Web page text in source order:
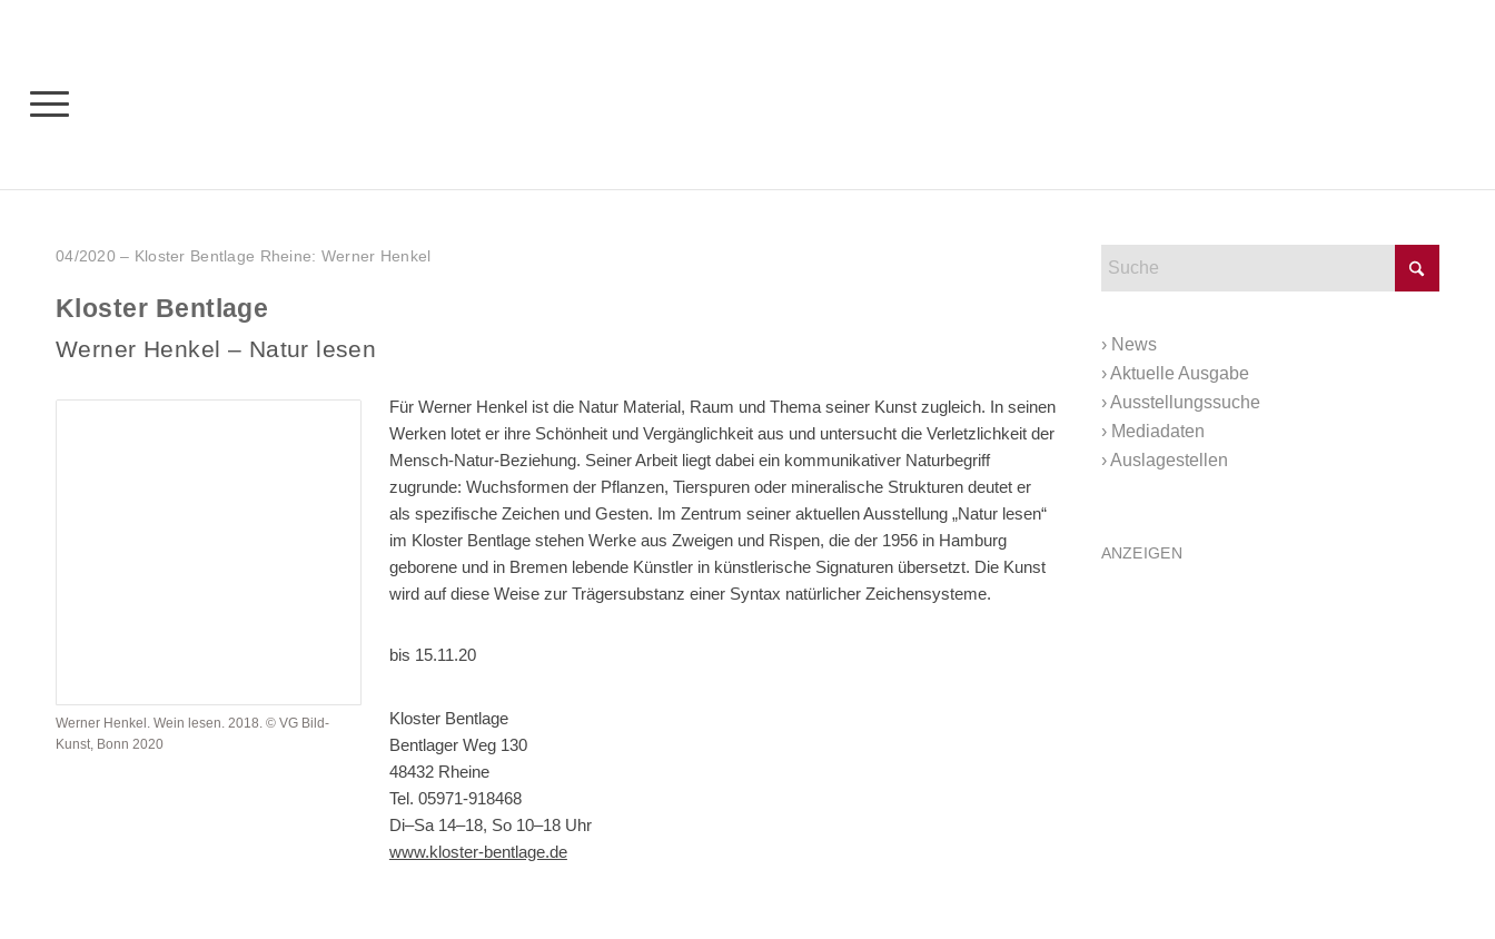
04/2020 – Kloster Bentlage Rheine: Werner Henkel
Kloster Bentlage
Werner Henkel – Natur lesen
Werner Henkel. Wein lesen. 2018. © VG Bild-
Kunst, Bonn 2020
Für Werner Henkel ist die Natur Material, Raum und Thema seiner Kunst zugleich. In seinen
Werken lotet er ihre Schönheit und Vergänglichkeit aus und untersucht die Verletzlichkeit der
Mensch-Natur-Beziehung. Seiner Arbeit liegt dabei ein kommunikativer Naturbegriff
zugrunde: Wuchsformen der Pflanzen, Tierspuren oder mineralische Strukturen deutet er
als spezifische Zeichen und Gesten. Im Zentrum seiner aktuellen Ausstellung „Natur lesen“
im Kloster Bentlage stehen Werke aus Zweigen und Rispen, die der 1956 in Hamburg
geborene und in Bremen lebende Künstler in künstlerische Signaturen übersetzt. Die Kunst
wird auf diese Weise zur Trägersubstanz einer Syntax natürlicher Zeichensysteme.
bis 15.11.20
Kloster Bentlage
Bentlager Weg 130
48432 Rheine
Tel. 05971-918468
Di–Sa 14–18, So 10–18 Uhr
www.kloster-bentlage.de
› News
›Aktuelle Ausgabe
›Ausstellungssuche
› Mediadaten
›Auslagestellen
ANZEIGEN